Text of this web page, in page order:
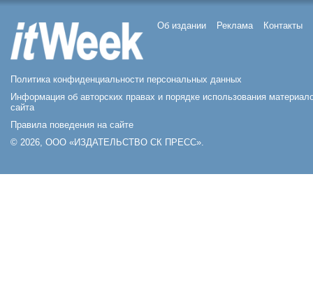
Об издании Реклама Контакты
Политика конфиденциальности персональных данных
Информация об авторских правах и порядке использования
сайта
Правила поведения на сайте
© 2026, ООО «ИЗДАТЕЛЬСТВО СК ПРЕСС».